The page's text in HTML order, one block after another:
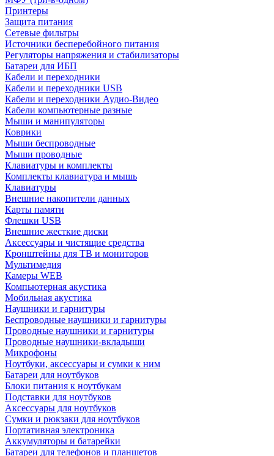
Принтеры
Защита питания
Сетевые фильтры
Источники бесперебойного питания
Регуляторы напряжения и стабилизаторы
Батареи для ИБП
Кабели и переходники
Кабели и переходники USB
Кабели и переходники Аудио-Видео
Кабели компьютерные разные
Мыши и манипуляторы
Коврики
Мыши беспроводные
Мыши проводные
Клавиатуры и комплекты
Комплекты клавиатура и мышь
Клавиатуры
Внешние накопители данных
Карты памяти
Флешки USB
Внешние жесткие диски
Аксессуары и чистящие средства
Кронштейны для ТВ и мониторов
Мультимедия
Камеры WEB
Компьютерная акустика
Мобильная акустика
Наушники и гарнитуры
Беспроводные наушники и гарнитуры
Проводные наушники и гарнитуры
Проводные наушники-вкладыши
Микрофоны
Ноутбуки, аксессуары и сумки к ним
Батареи для ноутбуков
Блоки питания к ноутбукам
Подставки для ноутбуков
Аксессуары для ноутбуков
Сумки и рюкзаки для ноутбуков
Портативная электроника
Аккумуляторы и батарейки
Батареи для телефонов и планшетов